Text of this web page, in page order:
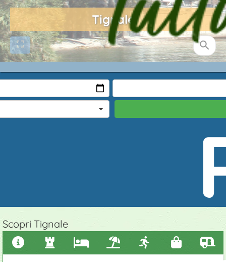
Tignale
Scopri Tignale